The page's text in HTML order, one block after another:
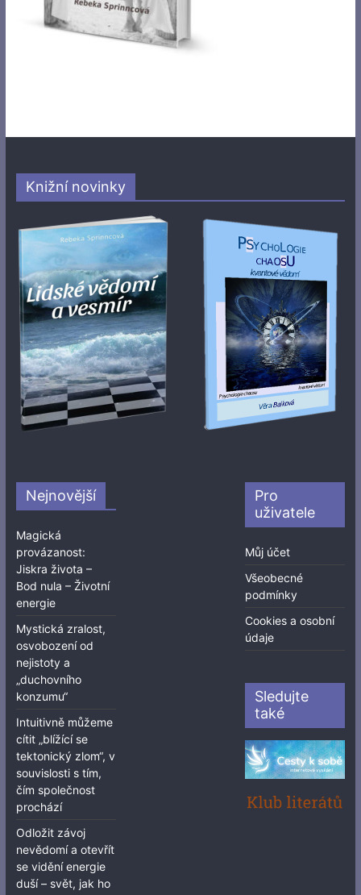
Knižní novinky
Nejnovější
Magická
provázanost:
Jiskra života –
Bod nula – Životní
energie
Mystická zralost,
osvobození od
nejistoty a
„duchovního
konzumu“
Intuitivně můžeme
cítit „blížící se
tektonický zlom“, v
souvislosti s tím,
čím společnost
prochází
Odložit závoj
nevědomí a otevřít
se vidění energie
duší – svět, jak ho
Pro
uživatele
Můj účet
Všeobecné
podmínky
Cookies a osobní
údaje
Sledujte
také